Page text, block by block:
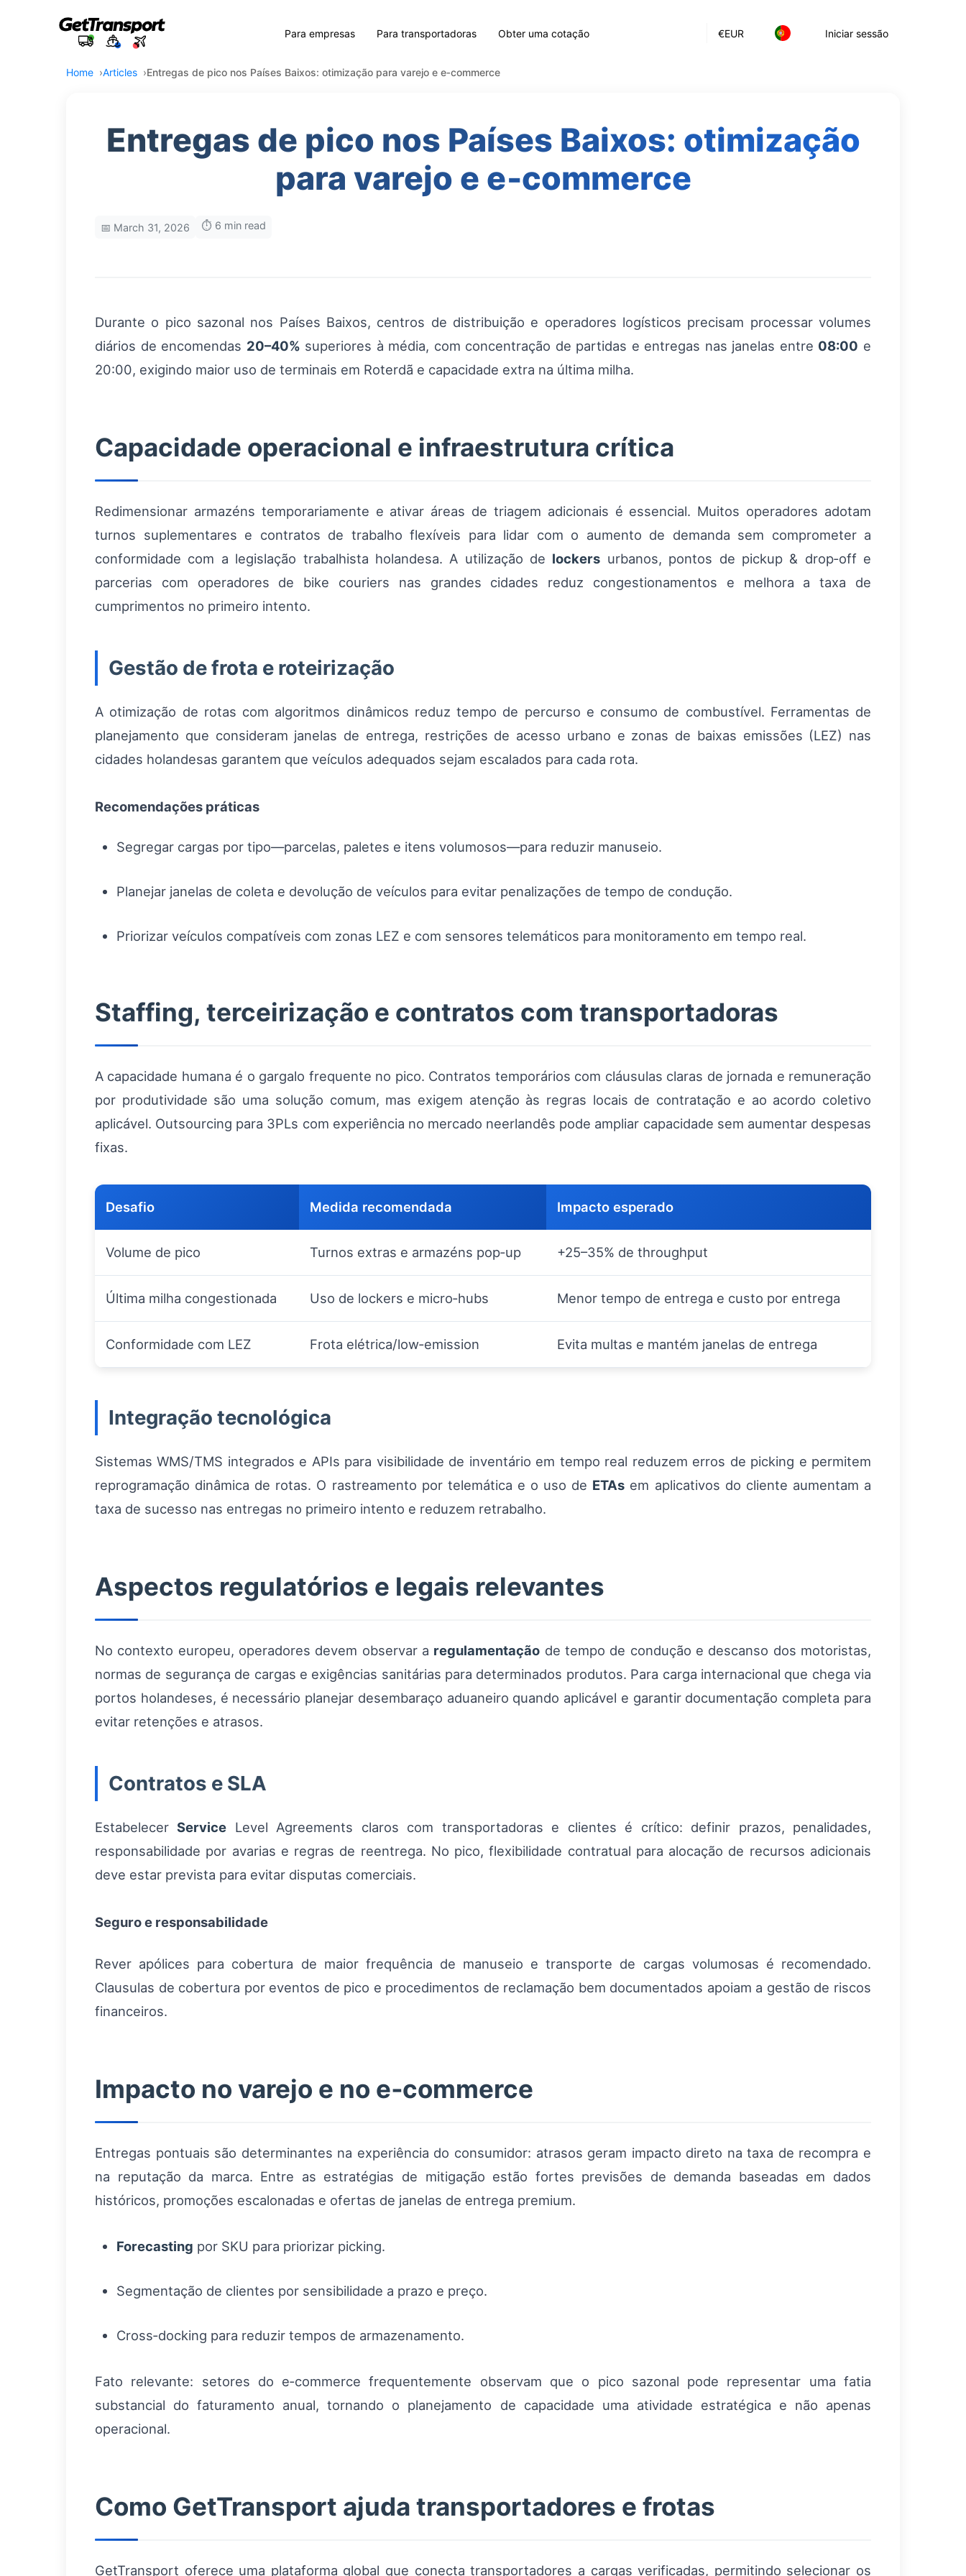
€EUR Iniciar sessão
Para empresas Para transportadoras Obter uma cotação
Home Articles Entregas de pico nos Países Baixos: otimização para varejo e e‑commerce
Entregas de pico nos Países Baixos: otimização
para varejo e e‑commerce
📅 March 31, 2026 ⏱️ 6 min read
Durante o pico sazonal nos Países Baixos, centros de distribuição e operadores logísticos precisam processar volumes
diários de encomendas 20–40% superiores à média, com concentração de partidas e entregas nas janelas entre 08:00 e
20:00, exigindo maior uso de terminais em Roterdã e capacidade extra na última milha.
Capacidade operacional e infraestrutura crítica
Redimensionar armazéns temporariamente e ativar áreas de triagem adicionais é essencial. Muitos operadores adotam
turnos suplementares e contratos de trabalho flexíveis para lidar com o aumento de demanda sem comprometer a
conformidade com a legislação trabalhista holandesa. A utilização de lockers urbanos, pontos de pickup & drop‑off e
parcerias com operadores de bike couriers nas grandes cidades reduz congestionamentos e melhora a taxa de
cumprimentos no primeiro intento.
Gestão de frota e roteirização
A otimização de rotas com algoritmos dinâmicos reduz tempo de percurso e consumo de combustível. Ferramentas de
planejamento que consideram janelas de entrega, restrições de acesso urbano e zonas de baixas emissões (LEZ) nas
cidades holandesas garantem que veículos adequados sejam escalados para cada rota.
Recomendações práticas
Segregar cargas por tipo—parcelas, paletes e itens volumosos—para reduzir manuseio.
Planejar janelas de coleta e devolução de veículos para evitar penalizações de tempo de condução.
Priorizar veículos compatíveis com zonas LEZ e com sensores telemáticos para monitoramento em tempo real.
Staffing, terceirização e contratos com transportadoras
A capacidade humana é o gargalo frequente no pico. Contratos temporários com cláusulas claras de jornada e remuneração
por produtividade são uma solução comum, mas exigem atenção às regras locais de contratação e ao acordo coletivo
aplicável. Outsourcing para 3PLs com experiência no mercado neerlandês pode ampliar capacidade sem aumentar despesas
fixas.
Desafio Medida recomendada Impacto esperado
Volume de pico Turnos extras e armazéns pop‑up +25–35% de throughput
Última milha congestionada Uso de lockers e micro‑hubs Menor tempo de entrega e custo por entrega
Conformidade com LEZ Frota elétrica/low‑emission Evita multas e mantém janelas de entrega
Integração tecnológica
Sistemas WMS/TMS integrados e APIs para visibilidade de inventário em tempo real reduzem erros de picking e permitem
reprogramação dinâmica de rotas. O rastreamento por telemática e o uso de ETAs em aplicativos do cliente aumentam a
taxa de sucesso nas entregas no primeiro intento e reduzem retrabalho.
Aspectos regulatórios e legais relevantes
No contexto europeu, operadores devem observar a regulamentação de tempo de condução e descanso dos motoristas,
normas de segurança de cargas e exigências sanitárias para determinados produtos. Para carga internacional que chega via
portos holandeses, é necessário planejar desembaraço aduaneiro quando aplicável e garantir documentação completa para
evitar retenções e atrasos.
Contratos e SLA
EstabelecerService Level Agreements claros com transportadoras e clientes é crítico: definir prazos, penalidades,
responsabilidade por avarias e regras de reentrega. No pico, flexibilidade contratual para alocação de recursos adicionais
deve estar prevista para evitar disputas comerciais.
Seguro e responsabilidade
Rever apólices para cobertura de maior frequência de manuseio e transporte de cargas volumosas é recomendado.
Clausulas de cobertura por eventos de pico e procedimentos de reclamação bem documentados apoiam a gestão de riscos
financeiros.
Impacto no varejo e no e‑commerce
Entregas pontuais são determinantes na experiência do consumidor: atrasos geram impacto direto na taxa de recompra e
na reputação da marca. Entre as estratégias de mitigação estão fortes previsões de demanda baseadas em dados
históricos, promoções escalonadas e ofertas de janelas de entrega premium.
Forecasting por SKU para priorizar picking.
Segmentação de clientes por sensibilidade a prazo e preço.
Cross‑docking para reduzir tempos de armazenamento.
Fato relevante: setores do e‑commerce frequentemente observam que o pico sazonal pode representar uma fatia
substancial do faturamento anual, tornando o planejamento de capacidade uma atividade estratégica e não apenas
operacional.
Como GetTransport ajuda transportadores e frotas
GetTransport oferece uma plataforma global que conecta transportadores a cargas verificadas, permitindo selecionar os